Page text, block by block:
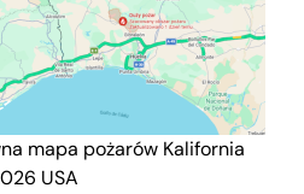
mapa pożarów Kalifornia
USA